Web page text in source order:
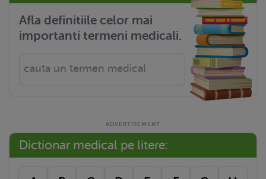
Afla definitiile celor mai
importanti termeni medicali.
Dictionar medical pe litere: